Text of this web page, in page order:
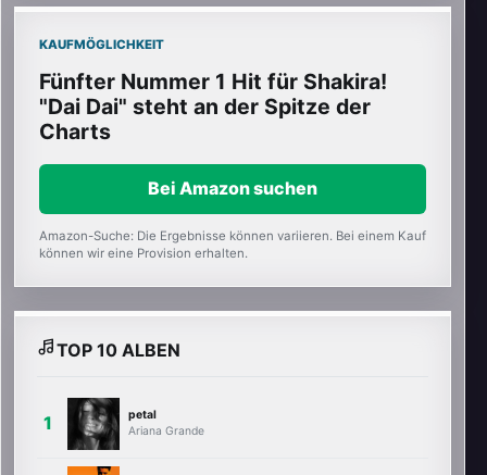
KAUFMÖGLICHKEIT
Fünfter Nummer 1 Hit für Shakira!
"Dai Dai" steht an der Spitze der
Charts
Bei Amazon suchen
Amazon-Suche: Die Ergebnisse können variieren. Bei einem Kauf
können wir eine Provision erhalten.
TOP 10 ALBEN
petal
Ariana Grande